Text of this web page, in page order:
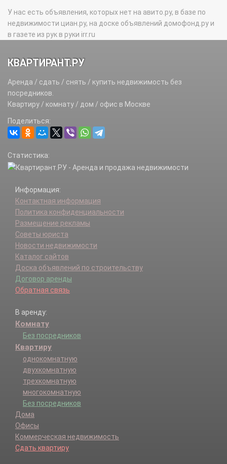
У нас есть объявления, которых нет на авито.ру, в базе по
недвижимости циан.ру, на доске объявлений домофонд.ру и
в газете из рук в руки irr.ru
КВАРТИРАНТ.РУ
Аренда / сдать / снять / купить недвижимость без
посредников.
Квартиру / комнату / дом / офис в Москве
Поделиться:
Статистика:
Информация:
Контактная информация
Политика конфиденциальности
Размещение рекламы
Советы юриста
Новости недвижимости
Каталог сайтов
Доска объявлений по строительству
Договор аренды
Обратная связь
В аренду:
Комнату
Без посредников
Квартиру
однокомнатную
двухкомнатную
трехкомнатную
многокомнатную
Без посредников
Дома
Офисы
Коммерческая недвижимость
Сдать квартиру